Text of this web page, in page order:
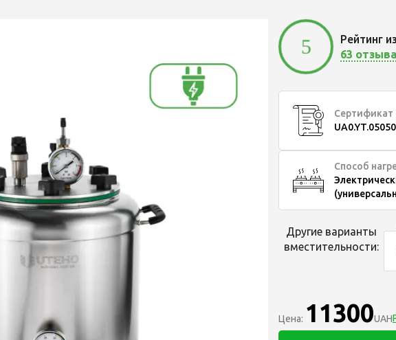
5
Рейтинг
63 отзыва
Сертификат
Способ
Другие варианты
вместительности:
Цена: 11300UAH